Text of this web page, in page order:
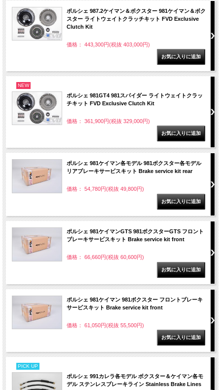
ポルシェ 987.2ケイマン＆ボクスター 981ケイマン＆ボク
スター ライトウェイトクラッチキット FVD Exclusive
Clutch Kit
価格： 443,300円(税抜 403,000円)
NEW
ポルシェ 981GT4 981スパイダー ライトウェイトクラッ
チキット FVD Exclusive Clutch Kit
価格： 361,900円(税抜 329,000円)
ポルシェ 981ケイマン各モデル 981ボクスター各モデル
リアブレーキサービスキット Brake service kit rear
価格： 54,780円(税抜 49,800円)
ポルシェ 981ケイマンGTS 981ボクスターGTS フロント
ブレーキサービスキット Brake service kit front
価格： 66,660円(税抜 60,600円)
ポルシェ 981ケイマン 981ボクスター フロントブレーキ
サービスキット Brake service kit front
価格： 61,050円(税抜 55,500円)
PICK UP
ポルシェ 991カレラ各モデル ボクスター＆ケイマン各モ
デル ステンレスブレーキライン Stainless Brake Lines